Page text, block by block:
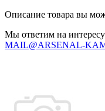
Описание товара вы
Мы ответим на
MAIL@ARSENAL-